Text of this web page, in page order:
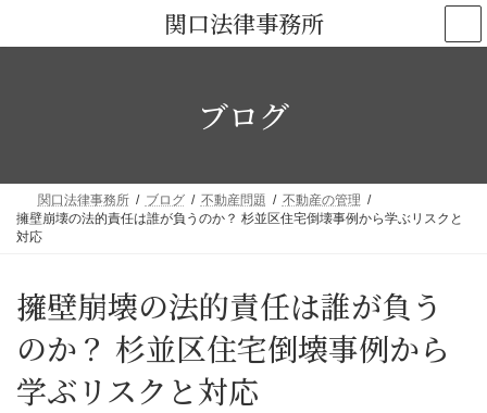
ッ
プ
移
動
関口法律事務所
ブログ
関口法律事務所 ブログ 不動産問題
不動産の管理
擁壁崩壊の法的責任は誰が負うのか？ 杉並区住宅倒壊事例から学ぶリスクと
対応
擁壁崩壊の法的責任は誰が負う
のか？ 杉並区住宅倒壊事例から
学ぶリスクと対応